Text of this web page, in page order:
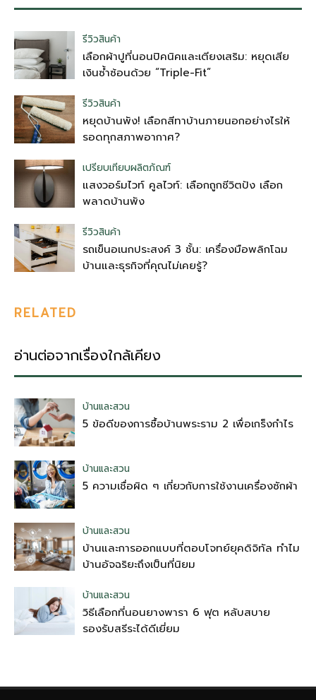
รีวิวสินค้า
เลือกผ้าปูที่นอนปิคนิคและเตียงเสริม: หยุดเสีย
เงินซ้ำซ้อนด้วย “Triple-Fit”
รีวิวสินค้า
หยุดบ้านพัง! เลือกสีทาบ้านภายนอกอย่างไรให้
รอดทุกสภาพอากาศ?
เปรียบเทียบผลิตภัณฑ์
แสงวอร์มไวท์ คูลไวท์: เลือกถูกชีวิตปัง เลือก
พลาดบ้านพัง
รีวิวสินค้า
รถเข็นอเนกประสงค์ 3 ชั้น: เครื่องมือพลิกโฉม
บ้านและธุรกิจที่คุณไม่เคยรู้?
RELATED
อ่านต่อจากเรื่องใกล้เคียง
บ้านและสวน
5 ข้อดีของการซื้อบ้านพระราม 2 เพื่อเกร็งกำไร
บ้านและสวน
5 ความเชื่อผิด ๆ เกี่ยวกับการใช้งานเครื่องซักผ้า
บ้านและสวน
บ้านและการออกแบบที่ตอบโจทย์ยุคดิจิทัล ทำไม
บ้านอัจฉริยะถึงเป็นที่นิยม
บ้านและสวน
วิธีเลือกที่นอนยางพารา 6 ฟุต หลับสบาย
รองรับสรีระได้ดีเยี่ยม